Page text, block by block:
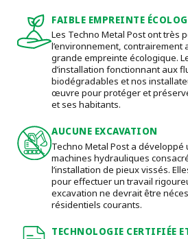
FAIBLE EMPREINTE
Les Techno Metal Post ont très
l’environnement, contrairement
grande empreinte écologique.
d’installation fonctionnant aux
biodégradables et nos
œuvre pour protéger et
et ses habitants.
AUCUNE EXCAVATION
Techno Metal Post a développé
machines hydrauliques
l’installation de pieux vissés.
pour effectuer un travail
excavation ne devrait être
résidentiels courants.
TECHNOLOGIE CERTIFIÉE